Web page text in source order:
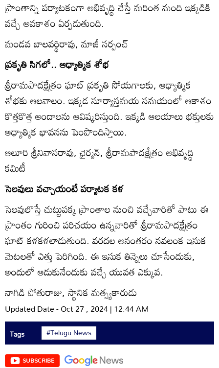
ప్రాంతాన్ని పర్యాటకంగా అభివృద్ధి చేస్తే మరింత మంది ఇక్కడికి
వచ్చే అవకాశం ఏర్పడుతుంది.
మండవ బాలవర్థిరావు, మాజీ సర్పంచ్‌
ప్రకృతి సిగలో.. ఆధ్యాత్మిక శోభ
శ్రీరామపాదక్షేత్రం ఘాట్‌ ప్రకృతి సోయగాలకు, ఆధ్యాత్మిక
శోభకు ఆలవాలం. ఇక్కడ సూర్యాస్తమయ సమయంలో ఆకాశం
కొత్తకొత్త అందాలను ఆవిష్కరిస్తుంది. ఇక్కడి ఆలయాలు భక్తులకు
ఆధ్యాత్మిక భావనను పెంపొందిస్తాయి.
ఆలూరి శ్రీనివాసరావు, ఛైర్మన్‌, శ్రీరామపాదక్షేత్రం అభివృద్ధి
కమిటీ
సెలవులు వచ్చాయంటే పర్యాటక కళ
సెలవులొస్తే చుట్టుపక్క ప్రాంతాల నుంచి వచ్చేవారితో పాటు ఈ
ప్రాంతం గురించి పరిచయం ఉన్నవారితో శ్రీరామపాదక్షేత్రం
ఘాట్‌ కళకళలాడుతుంది. వరదల అనంతరం నవలంక ఇసుక
మెటలతో ఎత్తు పెరిగింది. ఈ ఇసుక తిన్నెలు చూసేందుకు,
అందులో ఆడుకునేందుకు వచ్చే యువత ఎక్కువ.
నాగిడి పోతురాజు, స్థానిక మత్స్యకారుడు
Updated Date - Oct 27 , 2024 | 12:44 AM
Tags #Telugu News
SUBSCRIBE